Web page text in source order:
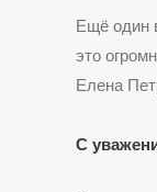
Ещё один
это
Елена
С